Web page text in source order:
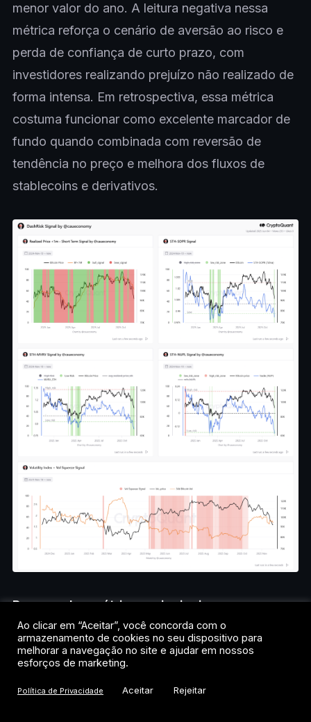
menor valor do ano. A leitura negativa nessa
métrica reforça o cenário de aversão ao risco e
perda de confiança de curto prazo, com
investidores realizando prejuízo não realizado de
forma intensa. Em retrospectiva, essa métrica
costuma funcionar como excelente marcador de
fundo quando combinada com reversão de
tendência no preço e melhora dos fluxos de
stablecoins e derivativos.
Resumo das métricas principais:
Realized Price <1M: preço abaixo do RP1M,
com 10/10 sinais de venda ativos (US$ 91.827
< US$ 102.260);
Ao clicar em “Aceitar”, você concorda com o
armazenamento de cookies no seu dispositivo para
melhorar a navegação no site e ajudar em nossos
esforços de marketing.
Política de Privacidade Aceitar Rejeitar